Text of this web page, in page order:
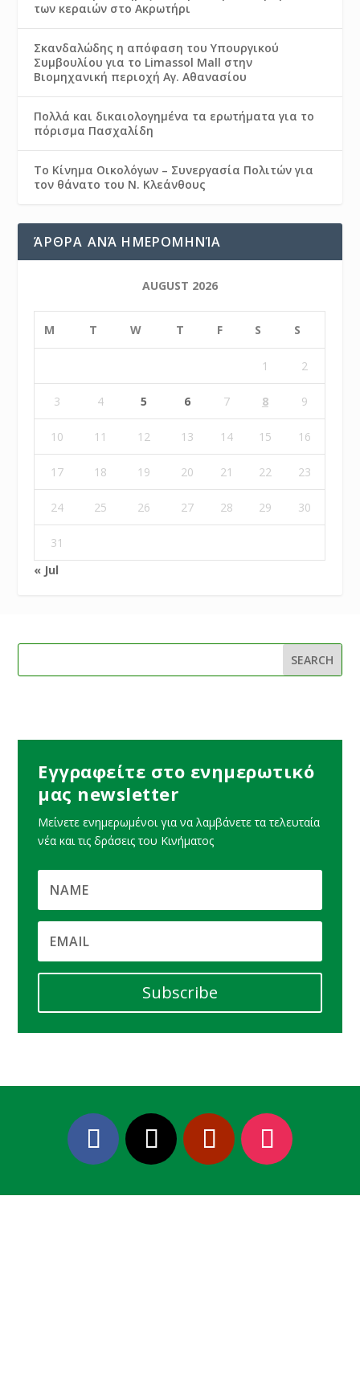
των κεραιών στο Ακρωτήρι
Σκανδαλώδης η απόφαση του Υπουργικού
Συμβουλίου για το Limassol Mall στην
Βιομηχανική περιοχή Αγ. Αθανασίου
Πολλά και δικαιολογημένα τα ερωτήματα για το
πόρισμα Πασχαλίδη
Το Κίνημα Οικολόγων – Συνεργασία Πολιτών για
τον θάνατο του Ν. Κλεάνθους
ΆΡΘΡΑ ΑΝΆ ΗΜΕΡΟΜΗΝΊΑ
AUGUST 2026
M T W T F S S
1 2
3 4 5 6 7 8 9
10 11 12 13 14 15 16
17 18 19 20 21 22 23
24 25 26 27 28 29 30
31
« Jul
Εγγραφείτε στο ενημερωτικό
μας newsletter
Μείνετε ενημερωμένοι για να λαμβάνετε τα τελευταία
νέα και τις δράσεις του Κινήματος
Subscribe